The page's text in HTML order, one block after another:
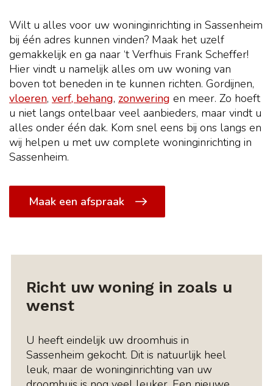
Wilt u alles voor uw woninginrichting in Sassenheim
bij één adres kunnen vinden? Maak het uzelf
gemakkelijk en ga naar ‘t Verfhuis Frank Scheffer!
Hier vindt u namelijk alles om uw woning van
boven tot beneden in te kunnen richten. Gordijnen,
vloeren, verf, behang, zonwering en meer. Zo hoeft
u niet langs ontelbaar veel aanbieders, maar vindt u
alles onder één dak. Kom snel eens bij ons langs en
wij helpen u met uw complete woninginrichting in
Sassenheim.
Maak een afspraak
Richt uw woning in zoals u
wenst
U heeft eindelijk uw droomhuis in
Sassenheim gekocht. Dit is natuurlijk heel
leuk, maar de woninginrichting van uw